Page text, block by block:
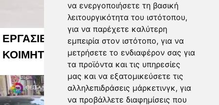
να ενεργοποιήσετε τη βασική
λειτουργικότητα του ιστότοπου,
για να παρέχετε καλύτερη
εμπειρία στον ιστότοπο, για να
μετρήσετε το ενδιαφέρον σας για
τα προϊόντα και τις υπηρεσίες
μας και να εξατομικεύσετε τις
αλληλεπιδράσεις μάρκετινγκ, για
να προβάλλετε διαφημίσεις που
ΕΡΓΑΣΙΕΣ ΑΝΑΠΛΑΣΗΣ ΣΤΟ ΠΑΛΙΟ
ΚΟΙΜΗΤΗΡΙΟ 04 08 2026